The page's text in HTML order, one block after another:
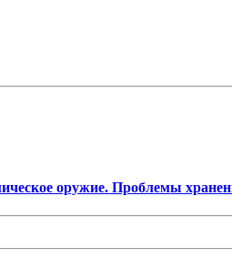
оружие. Проблемы